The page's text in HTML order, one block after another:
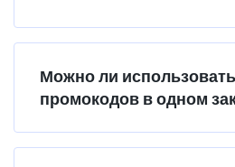
Можно ли
промокодов в одном